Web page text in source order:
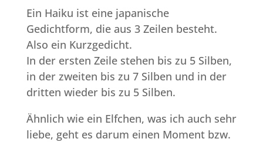
Ein Haiku ist eine japanische
Gedichtform, die aus 3 Zeilen besteht.
Also ein Kurzgedicht.
In der ersten Zeile stehen bis zu 5 Silben,
in der zweiten bis zu 7 Silben und in der
dritten wieder bis zu 5 Silben.
Ähnlich wie ein Elfchen, was ich auch sehr
liebe, geht es darum einen Moment bzw.